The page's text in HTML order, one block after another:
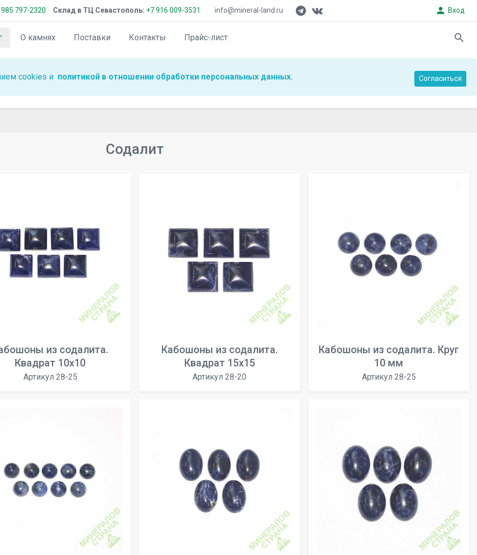
985 797-2320 Склад в ТЦ Севастополь: +7 916 009-3531 info@mineral-land.ru person Вход
О камнях Поставки Контакты Прайс-лист search
cookies и политикой в отношении обработки персональных данных. Согласиться
Содалит
из содалита.
Квадрат 10х10
Артикул 28-25
Кабошоны из содалита.
Квадрат 15х15
Артикул 28-20
Кабошоны из содалита. Круг
10 мм
Артикул 28-25